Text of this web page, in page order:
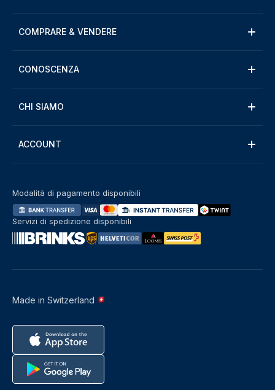
COMPRARE & VENDERE
CONOSCENZA
CHI SIAMO
ACCOUNT
Made in Switzerland
Modalità di pagamento disponibili
Servizi di spedizione disponibili